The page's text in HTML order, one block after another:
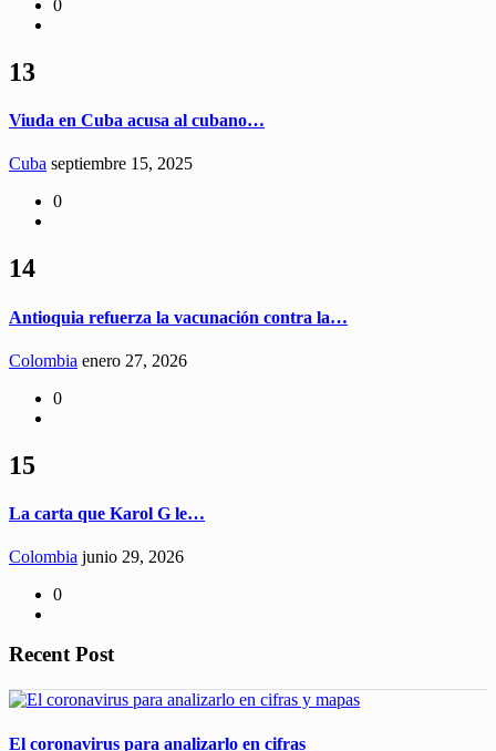
0
13
Viuda en Cuba acusa al cubano…
Cuba septiembre 15, 2025
0
14
Antioquia refuerza la vacunación contra la…
Colombia enero 27, 2026
0
15
La carta que Karol G le…
Colombia junio 29, 2026
0
Recent Post
El coronavirus para analizarlo en cifras